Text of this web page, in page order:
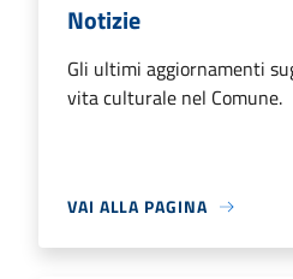
Notizie
Gli ultimi aggiornamenti
vita culturale nel Comune.
VAI ALLA PAGINA